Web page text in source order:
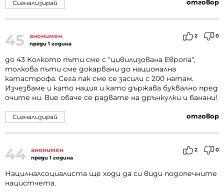
отговор
Сигнализирай
45 анонимен
преди 1 година
2 0
до 43 Колкото пъти сме с "цивилизована Европа",
толкова пъти сме докарвани до национална
катастрофа. Сега пак сме се засили с 200 натам.
Изчезваме и като нация и като държава буквално пред
очите ни. Вие обаче се радвате на дрънкулки и банани!
отговор
Сигнализирай
44 анонимен
преди 1 година
2 0
Нацилналсоциалиста ще ходи да си види подопечните
нацистчета.